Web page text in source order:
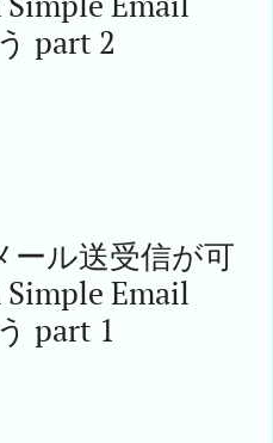
part 2
ール送受信が可
Email
part 1